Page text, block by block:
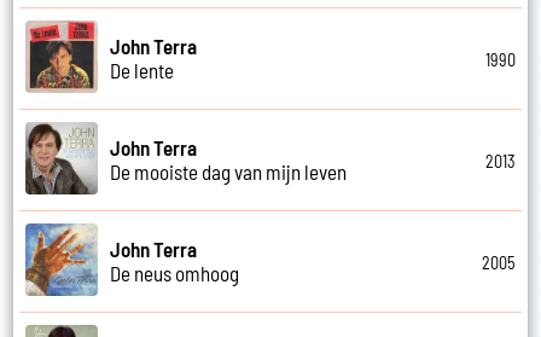
John Terra
De lente
1990
John Terra
De mooiste dag van mijn leven
2013
John Terra
De neus omhoog
2005